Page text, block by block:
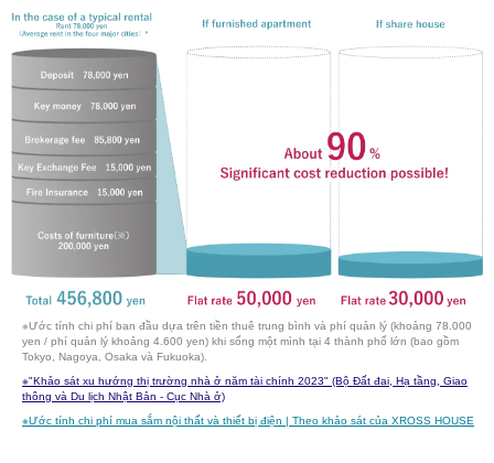
※Ước tính chi phí ban đầu dựa trên tiền thuê trung bình và phí quản lý (khoảng 78.000
yen / phí quản lý khoảng 4.600 yen) khi sống một mình tại 4 thành phố lớn (bao gồm
Tokyo, Nagoya, Osaka và Fukuoka).
※"Khảo sát xu hướng thị trường nhà ở năm tài chính 2023" (Bộ Đất đai, Hạ tầng, Giao
thông và Du lịch Nhật Bản - Cục Nhà ở)
※Ước tính chi phí mua sắm nội thất và thiết bị điện | Theo khảo sát của XROSS HOUSE